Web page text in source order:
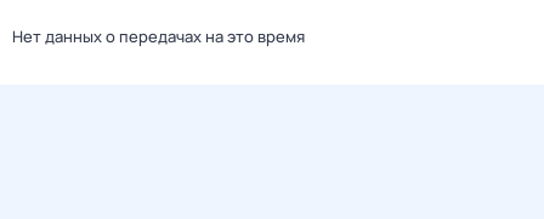
Нет данных о передачах на это время